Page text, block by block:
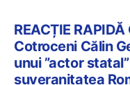
REACȚIE
Cotroceni Călin
unui ”actor
suveranitatea